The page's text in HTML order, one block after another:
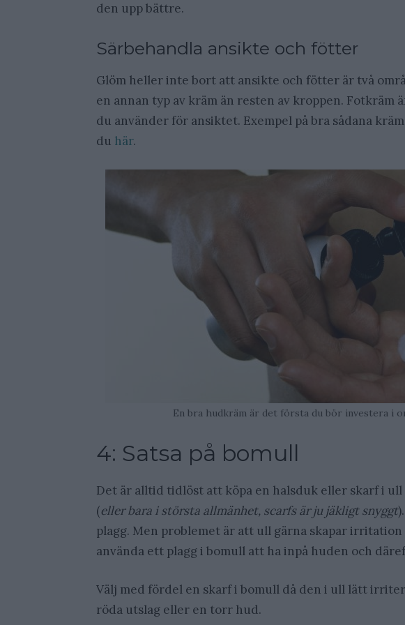
den upp bättre.
Särbehandla ansikte och fötter
Glöm heller inte bort att ansikte och fötter är två
en annan typ av kräm än resten av kroppen. Fotkräm
du använder för ansiktet. Exempel på bra sådana
du här.
En bra hudkräm är det första du bör investera i
4: Satsa på bomull
Det är alltid tidlöst att köpa en halsduk eller skarf i
(eller bara i största allmänhet, scarfs är ju jäkligt snyggt
plagg. Men problemet är att ull gärna skapar
använda ett plagg i bomull att ha inpå huden och
Välj med fördel en skarf i bomull då den i ull lätt
röda utslag eller en torr hud.